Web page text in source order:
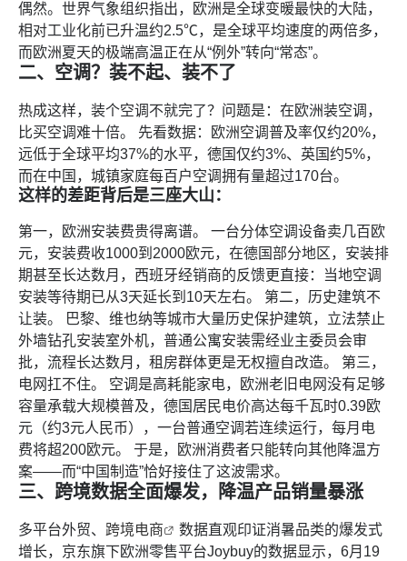
偶然。世界气象组织指出，欧洲是全球变暖最快的大陆，
相对工业化前已升温约2.5℃，是全球平均速度的两倍多，
而欧洲夏天的极端高温正在从“例外”转向“常态”。
二、空调？装不起、装不了
热成这样，装个空调不就完了？问题是：在欧洲装空调，
比买空调难十倍。 先看数据：欧洲空调普及率仅约20%，
远低于全球平均37%的水平，德国仅约3%、英国约5%，
而在中国，城镇家庭每百户空调拥有量超过170台。
这样的差距背后是三座大山：
第一，欧洲安装费贵得离谱。 一台分体空调设备卖几百欧
元，安装费收1000到2000欧元，在德国部分地区，安装排
期甚至长达数月，西班牙经销商的反馈更直接：当地空调
安装等待期已从3天延长到10天左右。 第二，历史建筑不
让装。 巴黎、维也纳等城市大量历史保护建筑，立法禁止
外墙钻孔安装室外机，普通公寓安装需经业主委员会审
批，流程长达数月，租房群体更是无权擅自改造。 第三，
电网扛不住。 空调是高耗能家电，欧洲老旧电网没有足够
容量承载大规模普及，德国居民电价高达每千瓦时0.39欧
元（约3元人民币），一台普通空调若连续运行，每月电
费将超200欧元。 于是，欧洲消费者只能转向其他降温方
案——而“中国制造”恰好接住了这波需求。
三、跨境数据全面爆发，降温产品销量暴涨
多平台外贸、 跨境电商
数据直观印证消暑品类的爆发式
增长，京东旗下欧洲零售平台Joybuy的数据显示，6月19